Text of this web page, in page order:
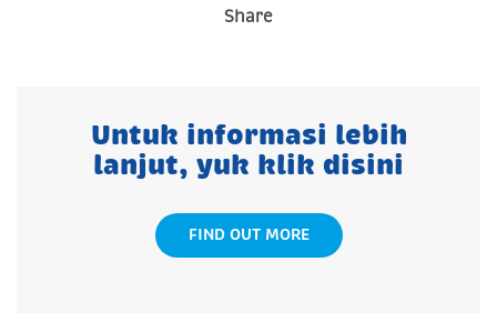
Share
Untuk informasi lebih
lanjut, yuk klik disini
FIND OUT MORE